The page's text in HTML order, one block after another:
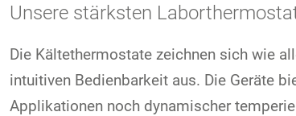
Unsere stärksten
Die Kältethermostate zeichnen sich wie
intuitiven Bedienbarkeit aus. Die Geräte
Applikationen noch dynamischer